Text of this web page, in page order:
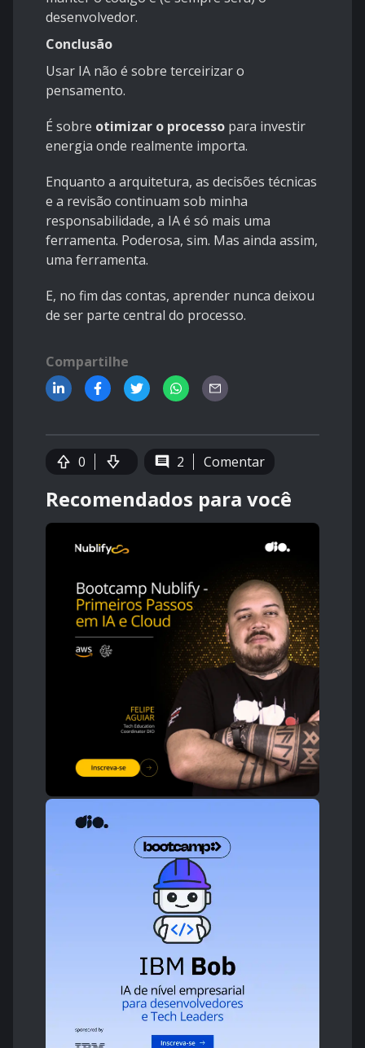
desenvolvedor.
Conclusão
Usar IA não é sobre terceirizar o
pensamento.
É sobre otimizar o processo para investir
energia onde realmente importa.
Enquanto a arquitetura, as decisões técnicas
e a revisão continuam sob minha
responsabilidade, a IA é só mais uma
ferramenta. Poderosa, sim. Mas ainda assim,
uma ferramenta.
E, no fim das contas, aprender nunca deixou
de ser parte central do processo.
Compartilhe
0 2 Comentar
Recomendados para você